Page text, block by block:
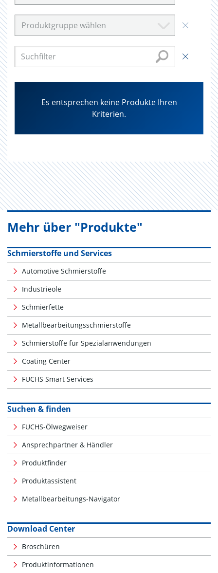
Produktgruppe wählen
Es entsprechen keine Produkte Ihren
Kriterien.
Mehr über "Produkte"
Schmierstoffe und Services
Automotive Schmierstoffe
Industrieöle
Schmierfette
Metallbearbeitungsschmierstoffe
Schmierstoffe für Spezialanwendungen
Coating Center
FUCHS Smart Services
Suchen & finden
FUCHS-Ölwegweiser
Ansprechpartner & Händler
Produktfinder
Produktassistent
Metallbearbeitungs-Navigator
Download Center
Broschüren
Produktinformationen